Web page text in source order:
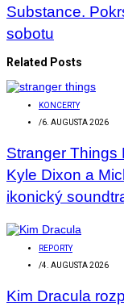
Substance.
sobotu
Related Posts
KONCERTY
/6. AUGUSTA 2026
Stranger Things
Kyle Dixon a
ikonický
REPORTY
/4. AUGUSTA 2026
Kim Dracula